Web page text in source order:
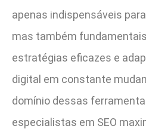
apenas indispensáveis
mas também
estratégias eficazes e
digital em constante
domínio dessas
especialistas em SEO